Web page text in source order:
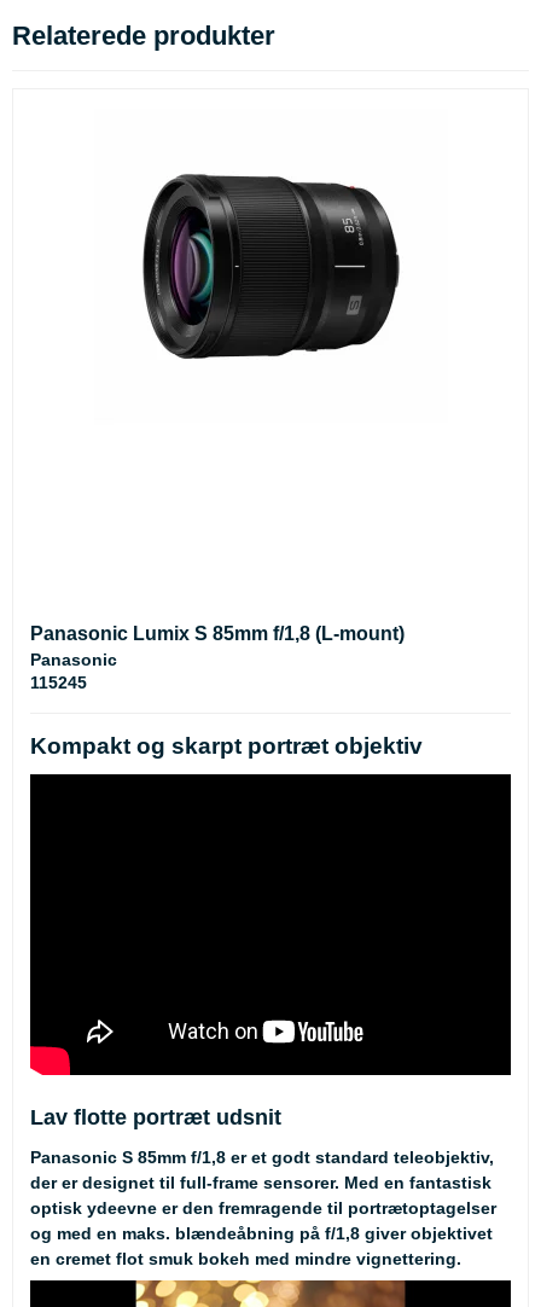
Relaterede produkter
Panasonic Lumix S 85mm f/1,8 (L-mount)
Panasonic
115245
Kompakt og skarpt portræt objektiv
Lav flotte portræt udsnit
Panasonic S 85mm f/1,8 er et godt standard teleobjektiv,
der er designet til full-frame sensorer. Med en fantastisk
optisk ydeevne er den fremragende til portrætoptagelser
og med en maks. blændeåbning på f/1,8 giver objektivet
en cremet flot smuk bokeh med mindre vignettering.